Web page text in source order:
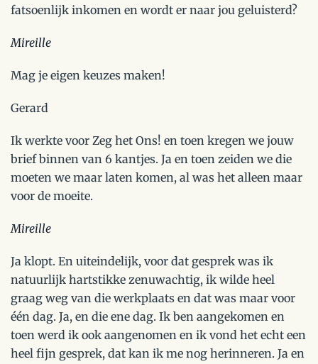
fatsoenlijk inkomen en wordt er naar jou geluisterd?
Mireille
Mag je eigen keuzes maken!
Gerard
Ik werkte voor Zeg het Ons! en toen kregen we jouw
brief binnen van 6 kantjes. Ja en toen zeiden we die
moeten we maar laten komen, al was het alleen maar
voor de moeite.
Mireille
Ja klopt. En uiteindelijk, voor dat gesprek was ik
natuurlijk hartstikke zenuwachtig, ik wilde heel
graag weg van die werkplaats en dat was maar voor
één dag. Ja, en die ene dag. Ik ben aangekomen en
toen werd ik ook aangenomen en ik vond het echt een
heel fijn gesprek, dat kan ik me nog herinneren. Ja en